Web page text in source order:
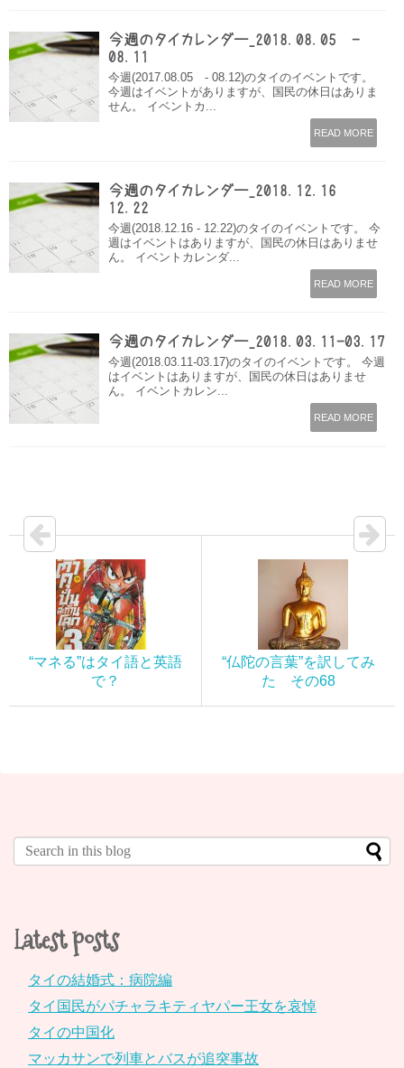
今週のタイカレンダー_2018.08.05 -
08.11
今週(2017.08.05 - 08.12)のタイのイベントです。
今週はイベントがありますが、国民の休日はありま
せん。 イベントカ...
READ MORE
今週のタイカレンダー_2018.12.16 –
12.22
今週(2018.12.16 - 12.22)のタイのイベントです。 今
週はイベントはありますが、国民の休日はありませ
ん。 イベントカレンダ...
READ MORE
今週のタイカレンダー_2018.03.11-03.17
今週(2018.03.11-03.17)のタイのイベントです。 今週
はイベントはありますが、国民の休日はありませ
ん。 イベントカレン...
READ MORE
“マネる”はタイ語と英語
で？
“仏陀の言葉”を訳してみ
た その68
Latest posts
タイの結婚式：病院編
タイ国民がパチャラキティヤパー王女を哀悼
タイの中国化
マッカサンで列車とバスが追突事故